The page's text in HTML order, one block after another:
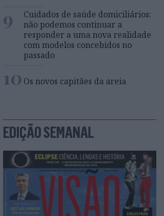
9
Cuidados de saúde domiciliários:
não podemos continuar a
responder a uma nova realidade
com modelos concebidos no
passado
10 Os novos capitães da areia
EDIÇÃO SEMANAL